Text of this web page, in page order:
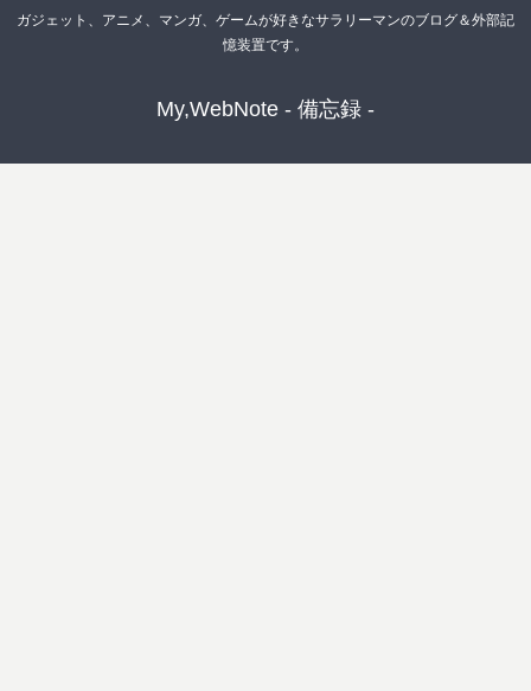
ガジェット、アニメ、マンガ、ゲームが好きなサラリーマンのブログ＆外部記
憶装置です。
My,WebNote - 備忘録 -